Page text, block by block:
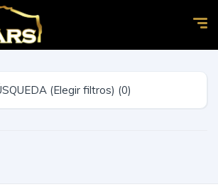
BÚSQUEDA (Elegir filtros) (0)